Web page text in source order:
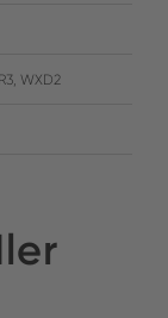
WXD2